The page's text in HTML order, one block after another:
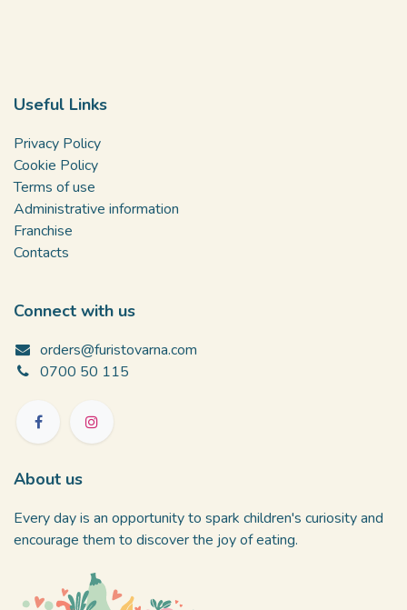
Useful Links
Privacy Policy
Cookie Policy
Terms of use
Administrative information
Franchise
Contacts
Connect with us
orders@furistovarna.com
0700 50 115
About us
Every day is an opportunity to spark children's curiosity and
encourage them to discover the joy of eating.